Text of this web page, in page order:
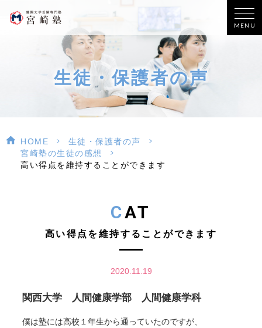
MENU
生徒・保護者の声
HOME > 生徒・保護者の声
>
宮崎塾の生徒の感想
>
高い得点を維持することができます
CAT
高い得点を維持することができます
2020.11.19
関西大学 人間健康学部 人間健康学科
僕は塾には高校１年生から通っていたのですが、